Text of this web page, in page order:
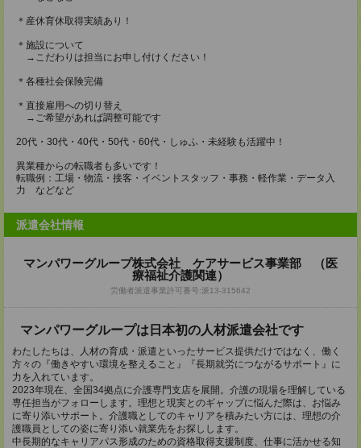
＊産休育休取得実績あり！
＊施設について
→こだわりは担当にお申し付けください！
＊各種社会保険完備
＊直接雇用への切り替え
→ご希望があれば調整可能です
20代・30代・40代・50代・60代・しゅふ・未経験も活躍中！
異業種からの転職者も多いです！
転職例：工場・物流・接客・イベントスタッフ・事務・軽作業・データ入
力 などなど
派遣会社情報
マンパワーグループ株式会社 ケアサービス事業部 （医
療福祉介護関連）
労働者派遣事業許可番号:派13-315642
マンパワーグループは⽇本初の⼈材派遣会社です
わたしたちは、人材の育成・派遣といったサービス提供だけではなく、働く
方々の『働きやすい環境を整えること』『長期就労につながるサポート』に
力を入れています。
2023年現在、全国34拠点に介護専門支店を展開。介護の現場を理解している
専任担当がフォローします。理想と現実とのギャップに悩んだ際は、お悩み
に寄り添いサポート。介護職としてのキャリアを積みたい方には、理想の介
護職員としての姿に寄り添い就業先をお探しします。
中長期的なキャリアパス形成のための資格取得支援制度、仕事に活かせる知